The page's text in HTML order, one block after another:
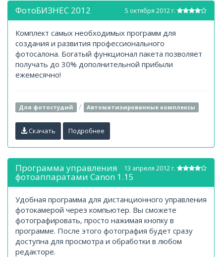
5 октября 2012 г.
ФотоБИЗНЕС 2012
Комплект самых необходимых программ для
создания и развития профессионального
фотосалона. Богатый функционал пакета позволяет
получать до 30% дополнительной прибыли
ежемесячно!
Для фотостудий / Автоматизированные комплексы
Скачать Подробнее
13 апреля 2012 г.
Программа управления
фотоаппаратами Canon 1.15
Удобная программа для дистанционного управления
фотокамерой через компьютер. Вы сможете
фотографировать, просто нажимая кнопку в
программе. После этого фотография будет сразу
доступна для просмотра и обработки в любом
редакторе.